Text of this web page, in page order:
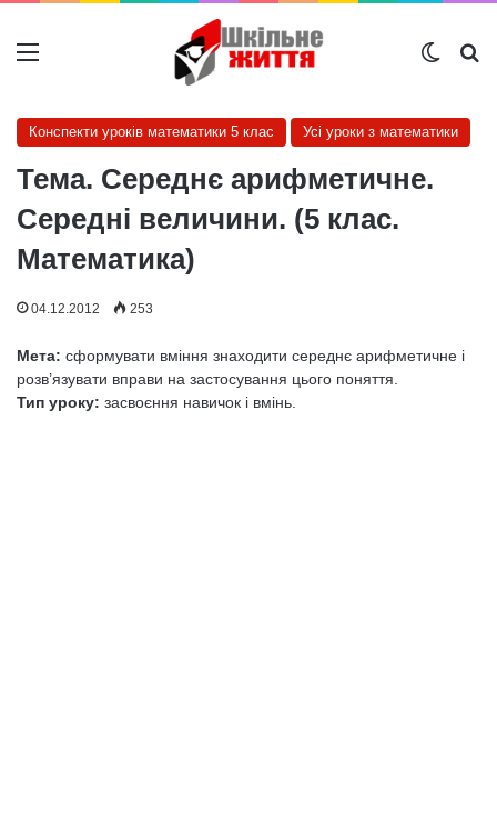
Меню
Конспекти уроків математики 5 клас Усі уроки з математики
Тема. Середнє арифметичне.
Середні величини. (5 клас.
Математика)
04.12.2012 253
Мета: сформувати вміння знаходити середнє арифметичне і
розв’язувати вправи на застосування цього поняття.
Тип уроку: засвоєння навичок і вмінь.